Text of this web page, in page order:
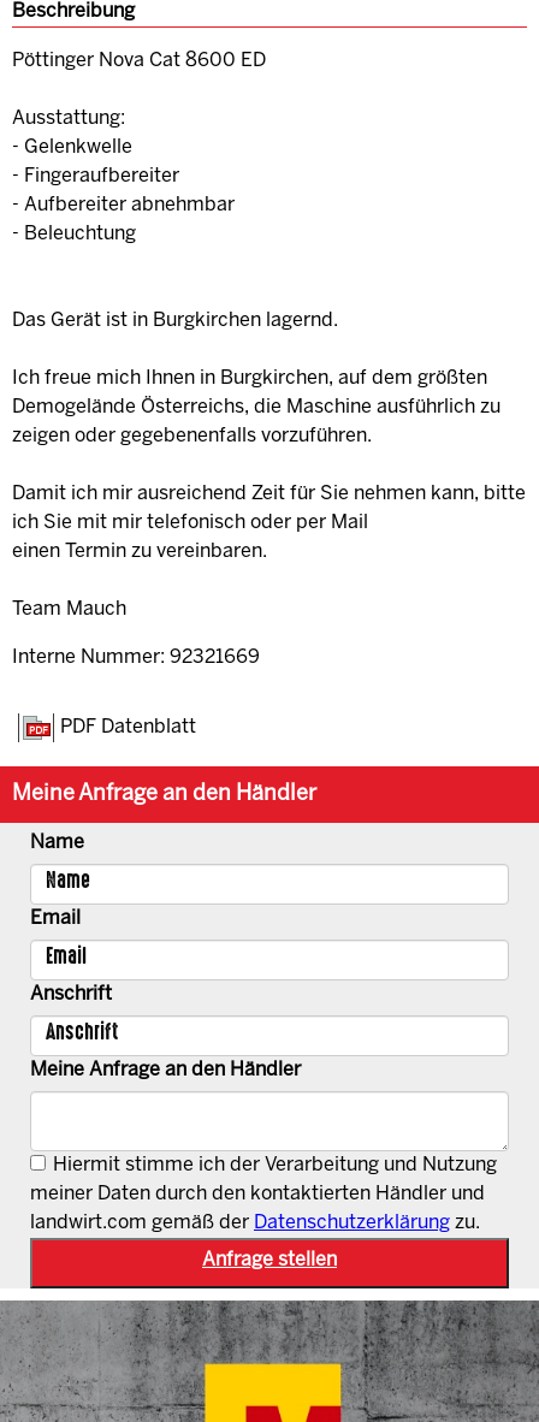
Beschreibung
Pöttinger Nova Cat 8600 ED
Ausstattung:
- Gelenkwelle
- Fingeraufbereiter
- Aufbereiter abnehmbar
- Beleuchtung
Das Gerät ist in Burgkirchen lagernd.
Ich freue mich Ihnen in Burgkirchen, auf dem größten
Demogelände Österreichs, die Maschine ausführlich zu
zeigen oder gegebenenfalls vorzuführen.
Damit ich mir ausreichend Zeit für Sie nehmen kann, bitte
ich Sie mit mir telefonisch oder per Mail
einen Termin zu vereinbaren.
Team Mauch
Interne Nummer: 92321669
PDF Datenblatt
Meine Anfrage an den Händler
Name
Email
Anschrift
Meine Anfrage an den Händler
Hiermit stimme ich der Verarbeitung und Nutzung
meiner Daten durch den kontaktierten Händler und
landwirt.com gemäß der Datenschutzerklärung zu.